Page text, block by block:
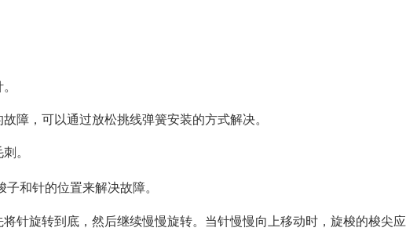
障，可以通过放松挑线弹簧安装的方式解决。
。
和针的位置来解决故障。
针旋转到底，然后继续慢慢旋转。当针慢慢向上移动时，旋梭的梭尖